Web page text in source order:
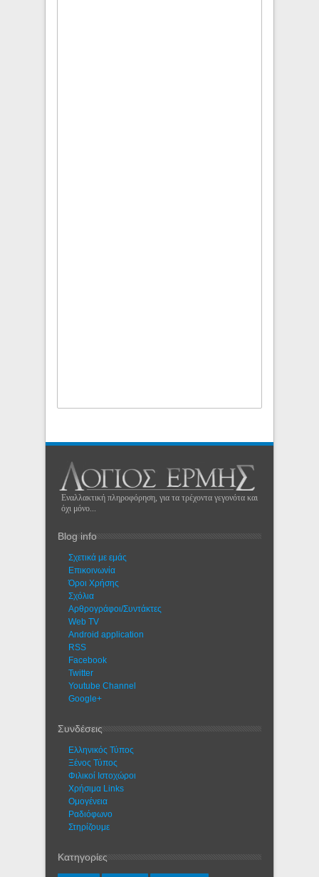
Εναλλακτική πληροφόρηση, για τα τρέχοντα γεγονότα και
όχι μόνο...
Blog info
Σχετικά με εμάς
Eπικοινωνία
Όροι Χρήσης
Σχόλια
Αρθρογράφοι/Συντάκτες
Web TV
Android application
RSS
Facebook
Twitter
Youtube Channel
Google+
Συνδέσεις
Ελληνικός Τύπος
Ξένος Τύπος
Φιλικοί Ιστοχώροι
Χρήσιμα Links
Ομογένεια
Ραδιόφωνο
Στηρίζουμε
Κατηγορίες